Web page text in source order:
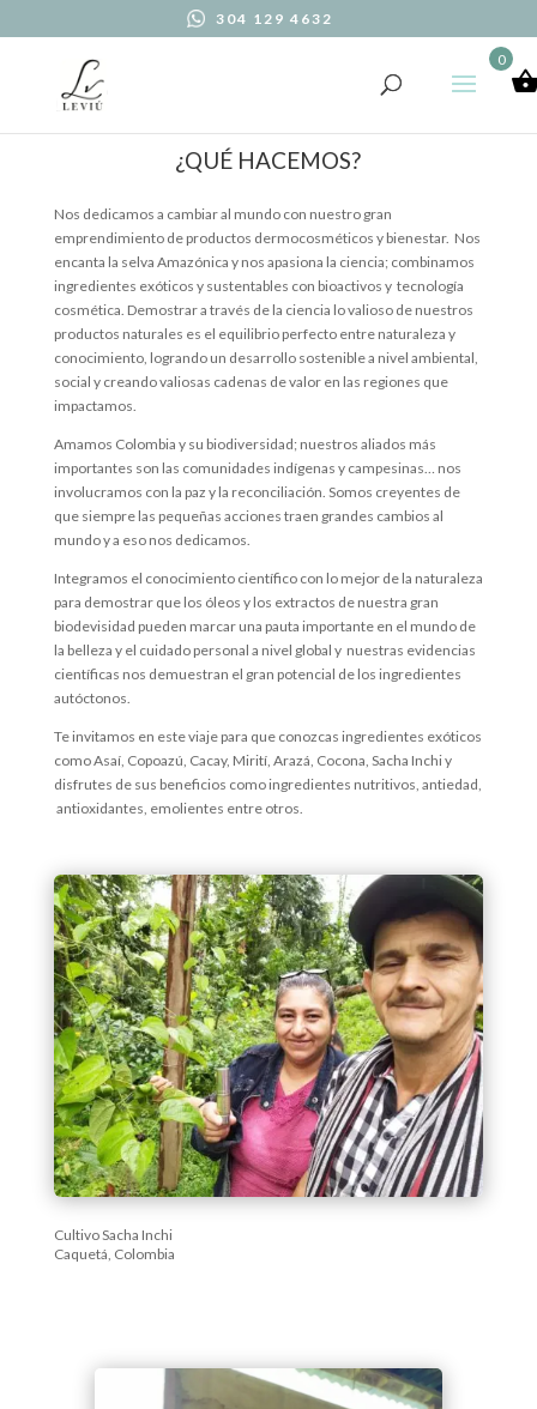
304 129 4632
¿QUÉ HACEMOS?
Nos dedicamos a cambiar al mundo con nuestro gran
emprendimiento de productos dermocosméticos y bienestar. Nos
encanta la selva Amazónica y nos apasiona la ciencia; combinamos
ingredientes exóticos y sustentables con bioactivos y tecnología
cosmética. Demostrar a través de la ciencia lo valioso de nuestros
productos naturales es el equilibrio perfecto entre naturaleza y
conocimiento, logrando un desarrollo sostenible a nivel ambiental,
social y creando valiosas cadenas de valor en las regiones que
impactamos.
Amamos Colombia y su biodiversidad; nuestros aliados más
importantes son las comunidades indígenas y campesinas… nos
involucramos con la paz y la reconciliación. Somos creyentes de
que siempre las pequeñas acciones traen grandes cambios al
mundo y a eso nos dedicamos.
Integramos el conocimiento científico con lo mejor de la naturaleza
para demostrar que los óleos y los extractos de nuestra gran
biodevisidad pueden marcar una pauta importante en el mundo de
la belleza y el cuidado personal a nivel global y nuestras evidencias
científicas nos demuestran el gran potencial de los ingredientes
autóctonos.
Te invitamos en este viaje para que conozcas ingredientes exóticos
como Asaí, Copoazú, Cacay, Mirití, Arazá, Cocona, Sacha Inchi y
disfrutes de sus beneficios como ingredientes nutritivos, antiedad,
antioxidantes, emolientes entre otros.
Cultivo Sacha Inchi
Caquetá, Colombia
0